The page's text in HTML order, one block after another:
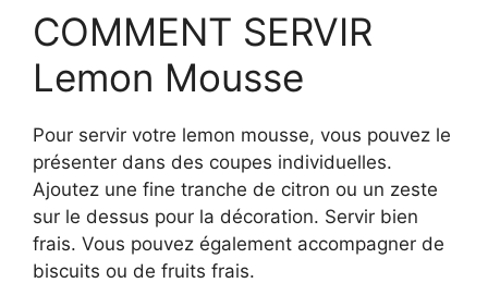
COMMENT SERVIR
Lemon Mousse
Pour servir votre lemon mousse, vous pouvez le
présenter dans des coupes individuelles.
Ajoutez une fine tranche de citron ou un zeste
sur le dessus pour la décoration. Servir bien
frais. Vous pouvez également accompagner de
biscuits ou de fruits frais.